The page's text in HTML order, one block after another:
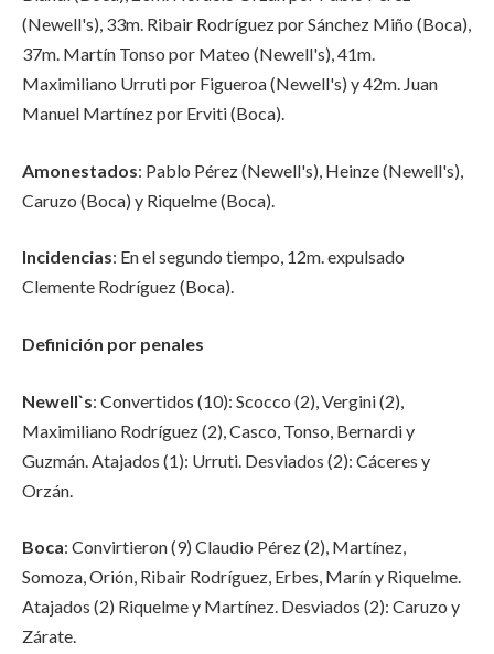
(Newell's), 33m. Ribair Rodríguez por Sánchez Miño (Boca),
37m. Martín Tonso por Mateo (Newell's), 41m.
Maximiliano Urruti por Figueroa (Newell's) y 42m. Juan
Manuel Martínez por Erviti (Boca).
Amonestados: Pablo Pérez (Newell's), Heinze (Newell's),
Caruzo (Boca) y Riquelme (Boca).
Incidencias: En el segundo tiempo, 12m. expulsado
Clemente Rodríguez (Boca).
Definición por penales
Newell`s: Convertidos (10): Scocco (2), Vergini (2),
Maximiliano Rodríguez (2), Casco, Tonso, Bernardi y
Guzmán. Atajados (1): Urruti. Desviados (2): Cáceres y
Orzán.
Boca: Convirtieron (9) Claudio Pérez (2), Martínez,
Somoza, Orión, Ribair Rodríguez, Erbes, Marín y Riquelme.
Atajados (2) Riquelme y Martínez. Desviados (2): Caruzo y
Zárate.